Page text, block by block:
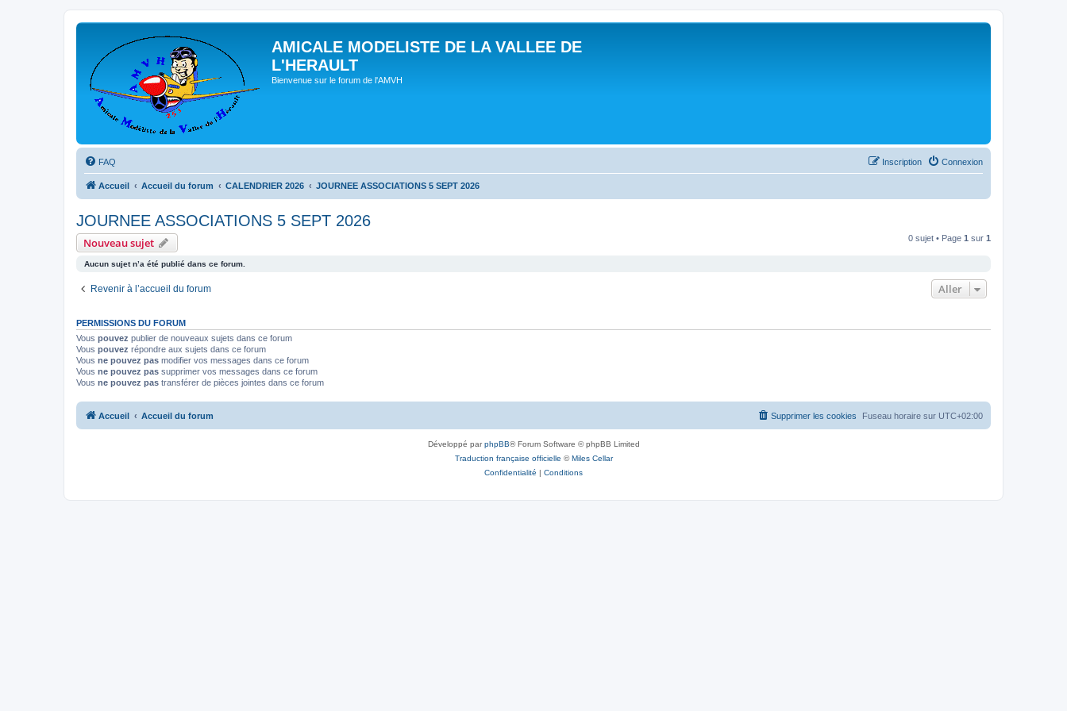
AMICALE MODELISTE DE LA VALLEE DE
L'HERAULT
Bienvenue sur le forum de l'AMVH
FAQ Connexion
Inscription
Accueil Accueil du forum CALENDRIER 2026 JOURNEE ASSOCIATIONS 5 SEPT 2026
JOURNEE ASSOCIATIONS 5 SEPT 2026
Nouveau sujet 0 sujet • Page 1 sur 1
Aucun sujet n’a été publié dans ce forum.
Revenir à l’accueil du forum Aller
PERMISSIONS DU FORUM
Vous pouvez publier de nouveaux sujets dans ce forum
Vous pouvez répondre aux sujets dans ce forum
Vous ne pouvez pas modifier vos messages dans ce forum
Vous ne pouvez pas supprimer vos messages dans ce forum
Vous ne pouvez pas transférer de pièces jointes dans ce forum
Accueil Accueil du forum Fuseau horaire sur UTC+02:00
Supprimer les cookies
Développé parphpBB® Forum Software © phpBB Limited
Traduction française officielle ©Miles Cellar
Confidentialité | Conditions